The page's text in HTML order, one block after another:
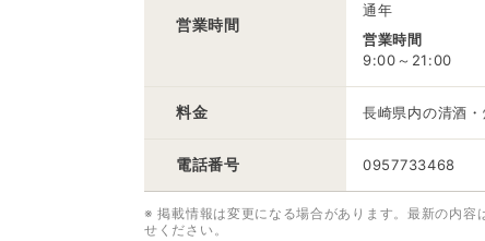
営業時間
通年
営業時間
9:00～21:00
料金 長崎県内の清酒
電話番号 0957733468
※ 掲載情報は変更になる場合があります。最新の内容
せください。